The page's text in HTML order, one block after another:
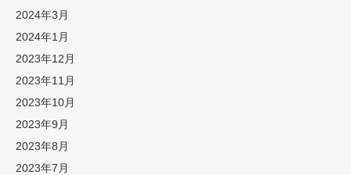
2024年3月
2024年1月
2023年12月
2023年11月
2023年10月
2023年9月
2023年8月
2023年7月